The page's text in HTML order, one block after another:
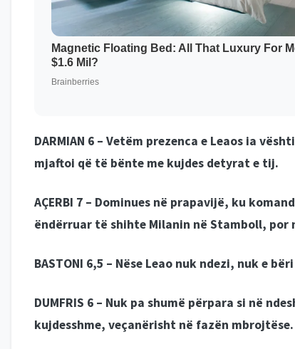
DARMIAN 6 – Vetëm prezenca e Leaos ia
mjaftoi që të bënte me kujdes detyrat e tij.
AÇERBI 7 – Dominues në prapavijë, ku
ëndërruar të shihte Milanin në Stamboll,
BASTONI 6,5 – Nëse Leao nuk ndezi, nuk e
DUMFRIS 6 – Nuk pa shumë përpara si në
kujdesshme, veçanërisht në fazën mbrojtëse.